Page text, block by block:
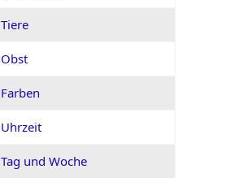
Tiere
Obst
Farben
Uhrzeit
Tag und Woche